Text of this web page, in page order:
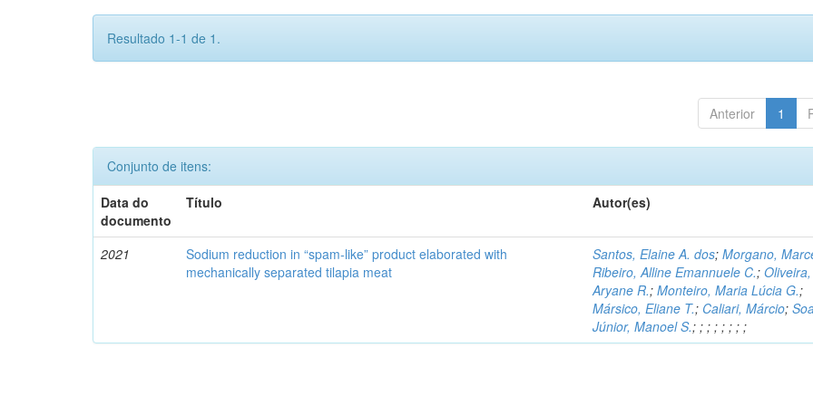
Resultado 1-1 de 1.
Anterior 1
Conjunto de itens:
Data do
documento
Título Autor(es)
2021
Sodium reduction in “spam-like” product elaborated with
mechanically separated tilapia meat
Santos, Elaine A. dos;Morgano,
Ribeiro, Alline Emannuele C.;Oliveira,
Aryane R.;Monteiro, Maria Lúcia G.;
Mársico, Eliane T.; Caliari, Márcio;
Júnior, Manoel S.;;;;;;;;